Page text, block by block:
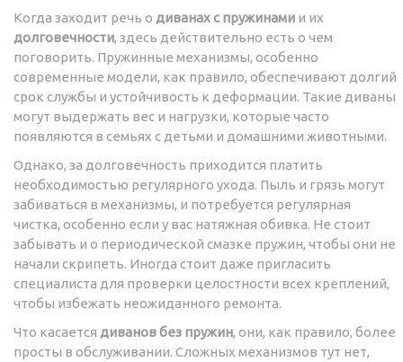
Когда заходит речь о диванах с пружинами и их
долговечности, здесь действительно есть о чем
поговорить. Пружинные механизмы, особенно
современные модели, как правило, обеспечивают долгий
срок службы и устойчивость к деформации. Такие диваны
могут выдержать вес и нагрузки, которые часто
появляются в семьях с детьми и домашними животными.
Однако, за долговечность приходится платить
необходимостью регулярного ухода. Пыль и грязь могут
забиваться в механизмы, и потребуется регулярная
чистка, особенно если у вас натяжная обивка. Не стоит
забывать и о периодической смазке пружин, чтобы они не
начали скрипеть. Иногда стоит даже пригласить
специалиста для проверки целостности всех креплений,
чтобы избежать неожиданного ремонта.
Что касается диванов без пружин, они, как правило, более
просты в обслуживании. Сложных механизмов тут нет,